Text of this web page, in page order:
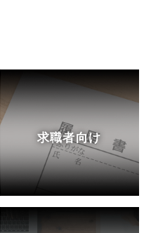
求職者向け